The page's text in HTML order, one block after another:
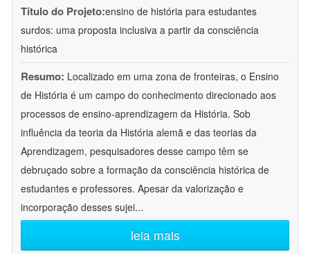
Título do Projeto:ensino de história para estudantes
surdos: uma proposta inclusiva a partir da consciência
histórica
Resumo: Localizado em uma zona de fronteiras, o Ensino
de História é um campo do conhecimento direcionado aos
processos de ensino-aprendizagem da História. Sob
influência da teoria da História alemã e das teorias da
Aprendizagem, pesquisadores desse campo têm se
debruçado sobre a formação da consciência histórica de
estudantes e professores. Apesar da valorização e
incorporação desses sujei...
leia mais